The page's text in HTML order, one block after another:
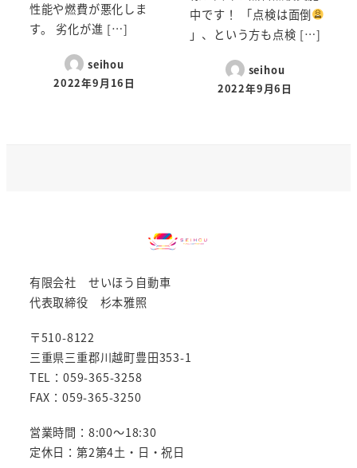
性能や燃費が悪化しま
す。 劣化が進 […]
seihou
2022年9月16日
中です！ 「点検は面倒
」、という方も点検 […]
seihou
2022年9月6日
有限会社 せいほう自動車
代表取締役 杉本雅照
〒510-8122
三重県三重郡川越町豊田353-1
TEL：059-365-3258
FAX：059-365-3250
営業時間：8:00～18:30
定休日：第2第4土・日・祝日